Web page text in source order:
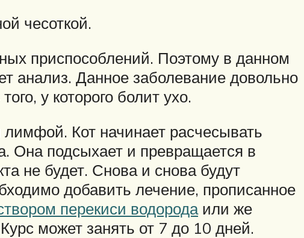
чесоткой.
приспособлений. Поэтому в данном
анализ. Данное заболевание довольно
у которого болит ухо.
лимфой. Кот начинает расчесывать
Она подсыхает и превращается в
не будет. Снова и снова будут
добавить лечение, прописанное
перекиси водородаили же
может занять от 7 до 10 дней.